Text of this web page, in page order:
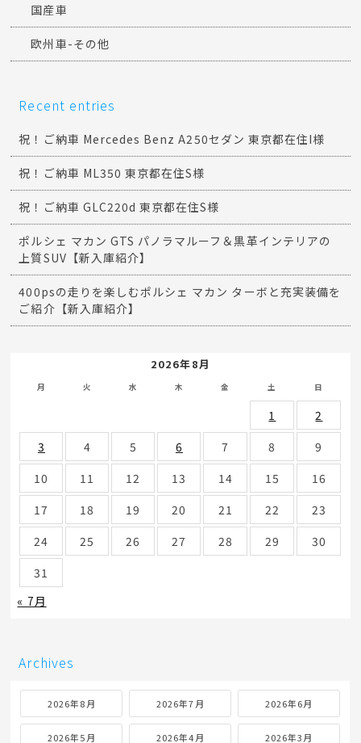
国産車
欧州車-その他
Recent entries
祝！ご納車 Mercedes Benz A250セダン 東京都在住I様
祝！ご納車 ML350 東京都在住S様
祝！ご納車 GLC220d 東京都在住S様
ポルシェ マカン GTS パノラマルーフ＆黒革インテリアの
上質SUV【新入庫紹介】
400psの走りを楽しむポルシェ マカン ターボと充実装備を
ご紹介【新入庫紹介】
2026年8月
月 火 水 木 金 土 日
1
2
3
4 5 6 7 8
9
10
11 12 13 14 15
16
17
18 19 20 21 22
23
24
25 26 27 28 29
30
31
« 7月
Archives
2026年8月 2026年7月 2026年6月
2026年5月 2026年4月 2026年3月